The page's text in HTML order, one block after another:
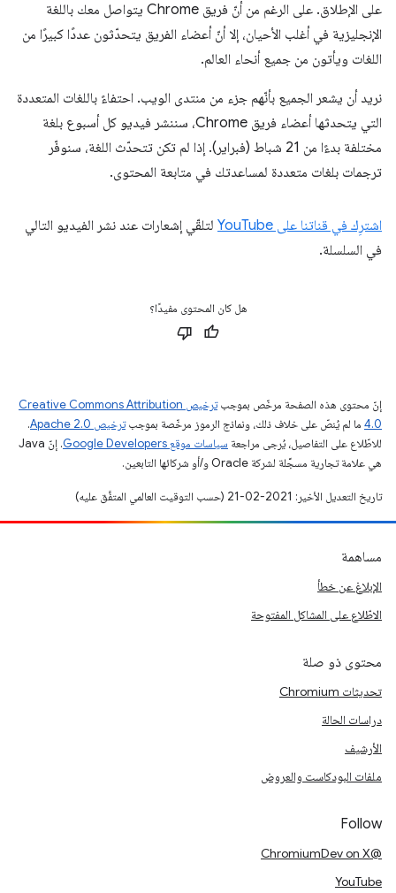
على الإطلاق. على الرغم من أنّ فريق Chrome يتواصل معك باللغة
الإنجليزية في أغلب الأحيان، إلا أنّ أعضاء الفريق يتحدّثون عددًا كبيرًا من
اللغات ويأتون من جميع أنحاء العالم.
نريد أن يشعر الجميع بأنّهم جزء من منتدى الويب. احتفاءً باللغات المتعددة
التي يتحدثها أعضاء فريق Chrome، سننشر فيديو كل أسبوع بلغة
مختلفة بدءًا من 21 شباط (فبراير). إذا لم تكن تتحدّث اللغة، سنوفّر
ترجمات بلغات متعددة لمساعدتك في متابعة المحتوى.
اشترِك في قناتنا على YouTube
لتلقّي إشعارات عند نشر الفيديو التالي
في السلسلة.
هل كان المحتوى مفيدًا؟
إنّ محتوى هذه الصفحة مرخّص بموجب
ترخيص Creative Commons Attribution
4.0‏ ما لم يُنصّ على خلاف ذلك، ونماذج الرموز مرخّصة بموجبترخيص Apache 2.0‏
.
للاطّلاع على التفاصيل، يُرجى مراجعة سياسات موقع Google Developers‏
. إنّ Java
هي علامة تجارية مسجَّلة لشركة Oracle و/أو شركائها التابعين.
تاريخ التعديل الأخير: 2021-02-21 (حسب التوقيت العالمي المتفَّق عليه)
مساهمة
الإبلاغ عن خطأ
الاطّلاع على المشاكل المفتوحة
محتوى ذو صلة
تحديثات Chromium
دراسات الحالة
الأرشيف
ملفات البودكاست والعروض
Follow
@ChromiumDev on X
YouTube